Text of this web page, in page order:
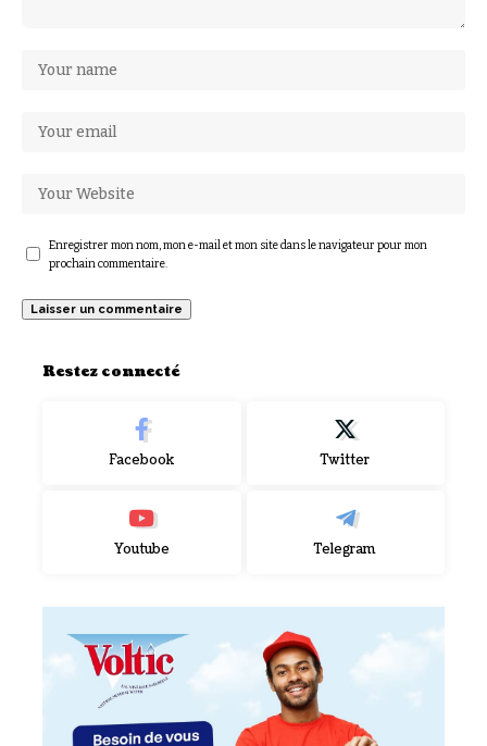
Enregistrer mon nom, mon e-mail et mon site dans le navigateur pour mon
prochain commentaire.
Restez connecté
Facebook Twitter
Youtube Telegram